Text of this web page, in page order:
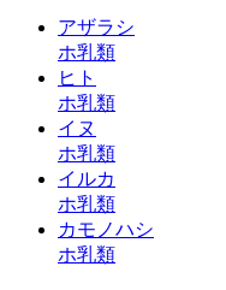
アザラシ
ホ乳類
ヒト
ホ乳類
イヌ
ホ乳類
イルカ
ホ乳類
カモノハシ
ホ乳類